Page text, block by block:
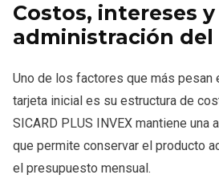
Costos, intereses y
administración del
Uno de los factores que más pesan
tarjeta inicial es su estructura de
SICARD PLUS INVEX mantiene una
que permite conservar el producto
el presupuesto mensual.